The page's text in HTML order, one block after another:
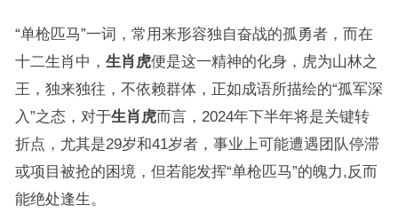
“单枪匹马”一词，常用来形容独自奋战的孤勇者，而在
十二生肖中， 生肖虎便是这一精神的化身，虎为山林之
王，独来独往，不依赖群体，正如成语所描绘的“孤军深
入”之态，对于生肖虎而言，2024年下半年将是关键转
折点，尤其是29岁和41岁者，事业上可能遭遇团队停滞
或项目被抢的困境，但若能发挥“单枪匹马”的魄力,反而
能绝处逢生。